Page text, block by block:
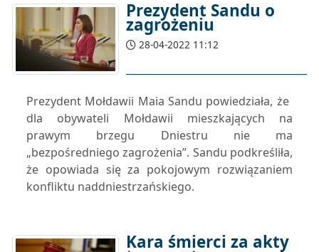
Prezydent Sandu o
zagrożeniu
28-04-2022 11:12
Prezydent Mołdawii Maia Sandu powiedziała, że ​​
dla obywateli Mołdawii mieszkających na
prawym brzegu Dniestru nie ma
„bezpośredniego zagrożenia”. Sandu podkreśliła,
że ​​opowiada się za pokojowym rozwiązaniem
konfliktu naddniestrzańskiego.
Kara śmierci za akty